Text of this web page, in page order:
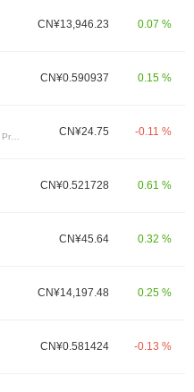
CN¥13,946.23 0.07 %
CN¥0.590937 0.15 %
CN¥24.75 -0.11 %
CN¥0.521728 0.61 %
CN¥45.64 0.32 %
CN¥14,197.48 0.25 %
CN¥0.581424 -0.13 %